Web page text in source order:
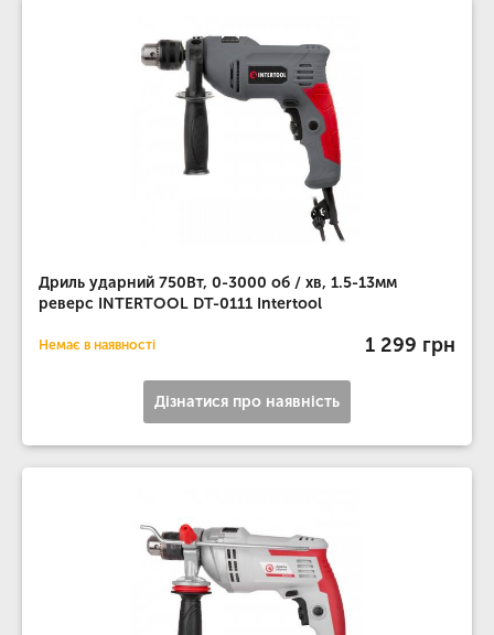
Дриль ударний 750Вт, 0-3000 об / хв, 1.5-13мм
реверс INTERTOOL DT-0111 Intertool
Немає в наявності 1 299 грн
Дізнатися про наявність